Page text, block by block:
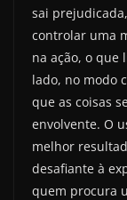
sai
controlar uma
na ação, o que
lado, no modo
que as coisas
envolvente. O
melhor
desafiante à
quem procura